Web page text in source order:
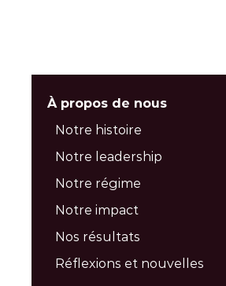
À propos de nous
Notre histoire
Notre leadership
Notre régime
Notre impact
Nos résultats
Réflexions et nouvelles